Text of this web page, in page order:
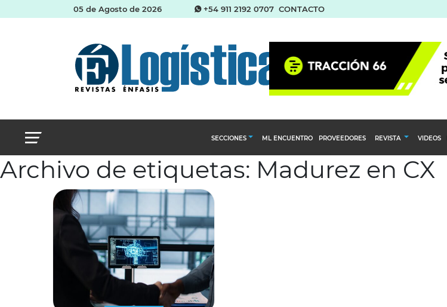
05 de Agosto de 2026 +54 911 2192 0707 CONTACTO
SECCIONES
Abastecimiento y compras
ML ENCUENTRO PROVEEDORES REVISTA
Calendario Editorial
Ediciones Anteriores
VIDEOS
Archivo de etiquetas: Madurez en CX